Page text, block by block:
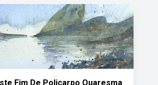
Fim De Policarpo Quaresma